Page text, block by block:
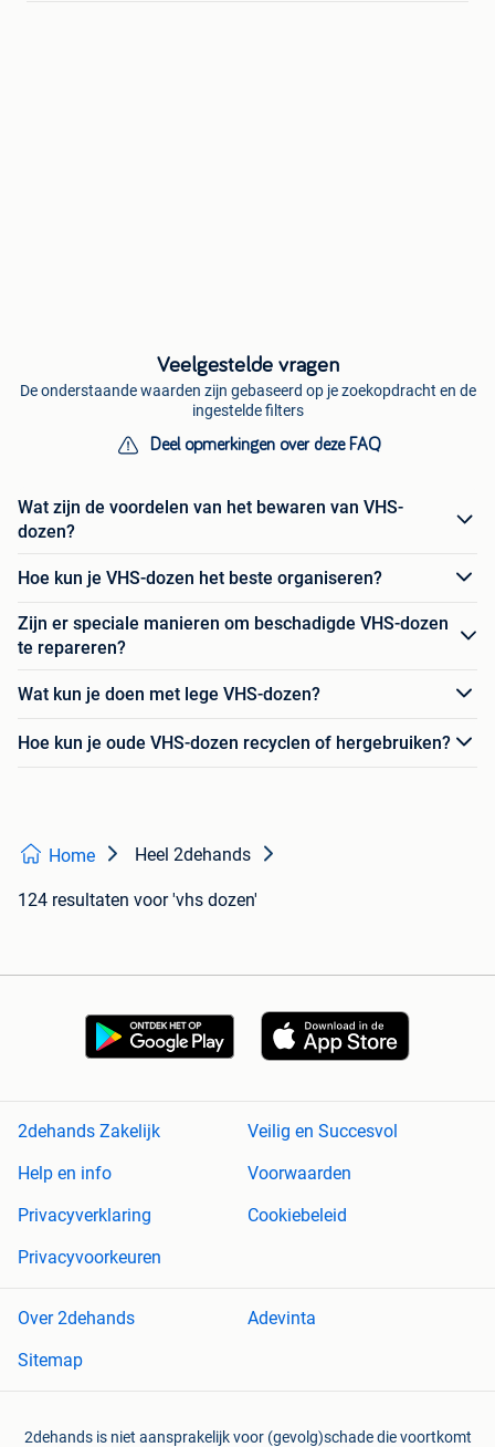
Veelgestelde vragen
De onderstaande waarden zijn gebaseerd op je zoekopdracht en de
ingestelde filters
Deel opmerkingen over deze FAQ
Wat zijn de voordelen van het bewaren van VHS-
dozen?
Hoe kun je VHS-dozen het beste organiseren?
Zijn er speciale manieren om beschadigde VHS-dozen
te repareren?
Wat kun je doen met lege VHS-dozen?
Hoe kun je oude VHS-dozen recyclen of hergebruiken?
Home Heel 2dehands
124 resultaten voor 'vhs dozen'
2dehands Zakelijk
Veilig en Succesvol
Help en info
Voorwaarden
Privacyverklaring
Cookiebeleid
Privacyvoorkeuren
Over 2dehands
Adevinta
Sitemap
2dehands is niet aansprakelijk voor (gevolg)schade die voortkomt